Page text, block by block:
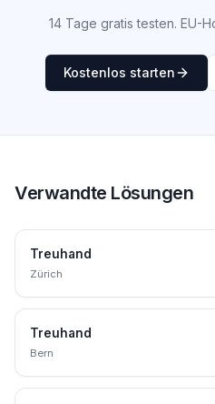
14 Tage gratis testen. EU-
Kostenlos starten
Verwandte Lösungen
Treuhand
Zürich
Treuhand
Bern